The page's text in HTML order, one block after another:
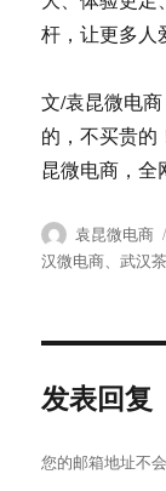
杆，让更多人
文/袁昆微电
的，不买贵的
昆微电商，全
作
者
袁昆微电商
汉微电商、武汉
发表回复
您的邮箱地址不会